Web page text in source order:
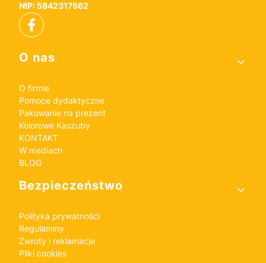
NIP: 5842317562
Linki w stopce
O nas
O firmie
Pomoce dydaktyczne
Pakowanie na prezent
Kolorowe Kaszuby
KONTAKT
W mediach
BLOG
Bezpieczeństwo
Polityka prywatności
Regulaminy
Zwroty i reklamacje
Pliki cookies